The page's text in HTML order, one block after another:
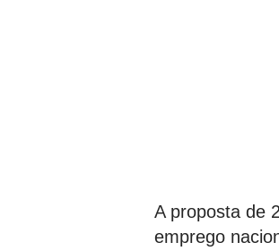
A proposta de
emprego